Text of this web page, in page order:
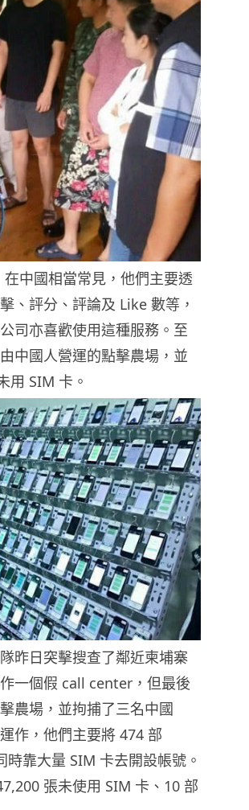
中國相當常見，他們主要透
、評分、評論及 Like 數等，
司亦喜歡使用這種服務。至
中國人營運的點擊農場，並
用 SIM 卡。
昨日突擊搜查了鄰近柬埔寨
一個假 call center，但最後
農場，並拘捕了三名中國
作，他們主要將 474 部
靠大量 SIM 卡去開設帳號。
張未使用 SIM 卡、10 部